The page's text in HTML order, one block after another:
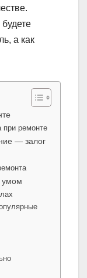
а как
при ремонте
— залог
умом